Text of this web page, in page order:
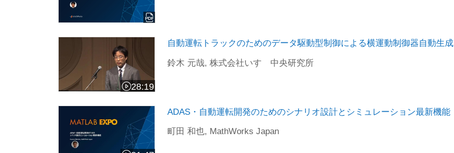
自動運転トラックのためのデータ駆動型制御による横運動制御器自動生成
28:19
ビデオの長さ 28:19
自動運転トラックのためのデータ駆動型制御による横運動制御器自動生成
鈴木 元哉, 株式会社いすゞ中央研究所
ADAS・自動運転開発のためのシナリオ設計とシミュレーション最新機能
ADAS・自動運転開発のためのシナリオ設計とシミュレーション最新機能
町田 和也, MathWorks Japan